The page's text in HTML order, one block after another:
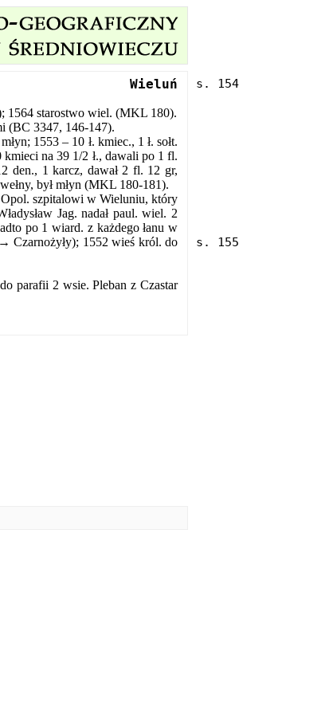
Wieluń
1564 starostwo wiel. (MKL 180).
(BC 3347, 146-147).
1553 – 10 ł. kmiec., 1 ł. sołt.
na 39 1/2 ł., dawali po 1 fl.
den., 1 karcz, dawał 2 fl. 12 gr,
był młyn (MKL 180-181).
Opol. szpitalowi w Wieluniu, który
Jag. nadał paul. wiel. 2
po 1 wiard. z każdego łanu w
Czarnożyły); 1552 wieś król. do
parafii 2 wsie. Pleban z Czastar